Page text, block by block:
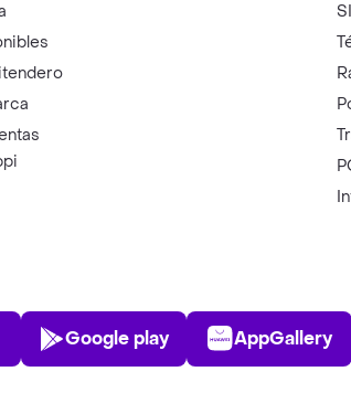
Play Store
Google play AppGallery